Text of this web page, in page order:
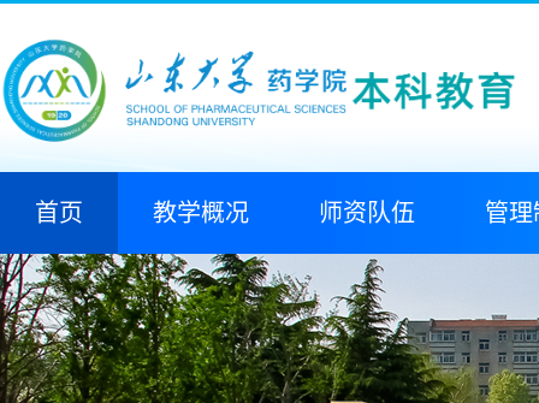
首页 教学概况 师资队伍 管理